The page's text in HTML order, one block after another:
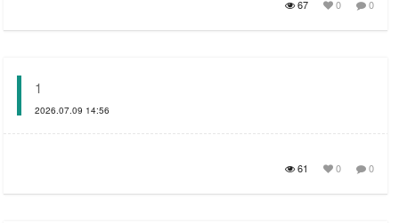
0
0
67
1
2026.07.09 14:56
0
0
61